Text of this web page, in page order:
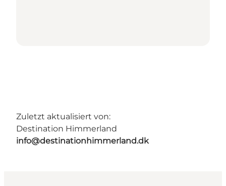
Zuletzt aktualisiert von:
Destination Himmerland
info@destinationhimmerland.dk